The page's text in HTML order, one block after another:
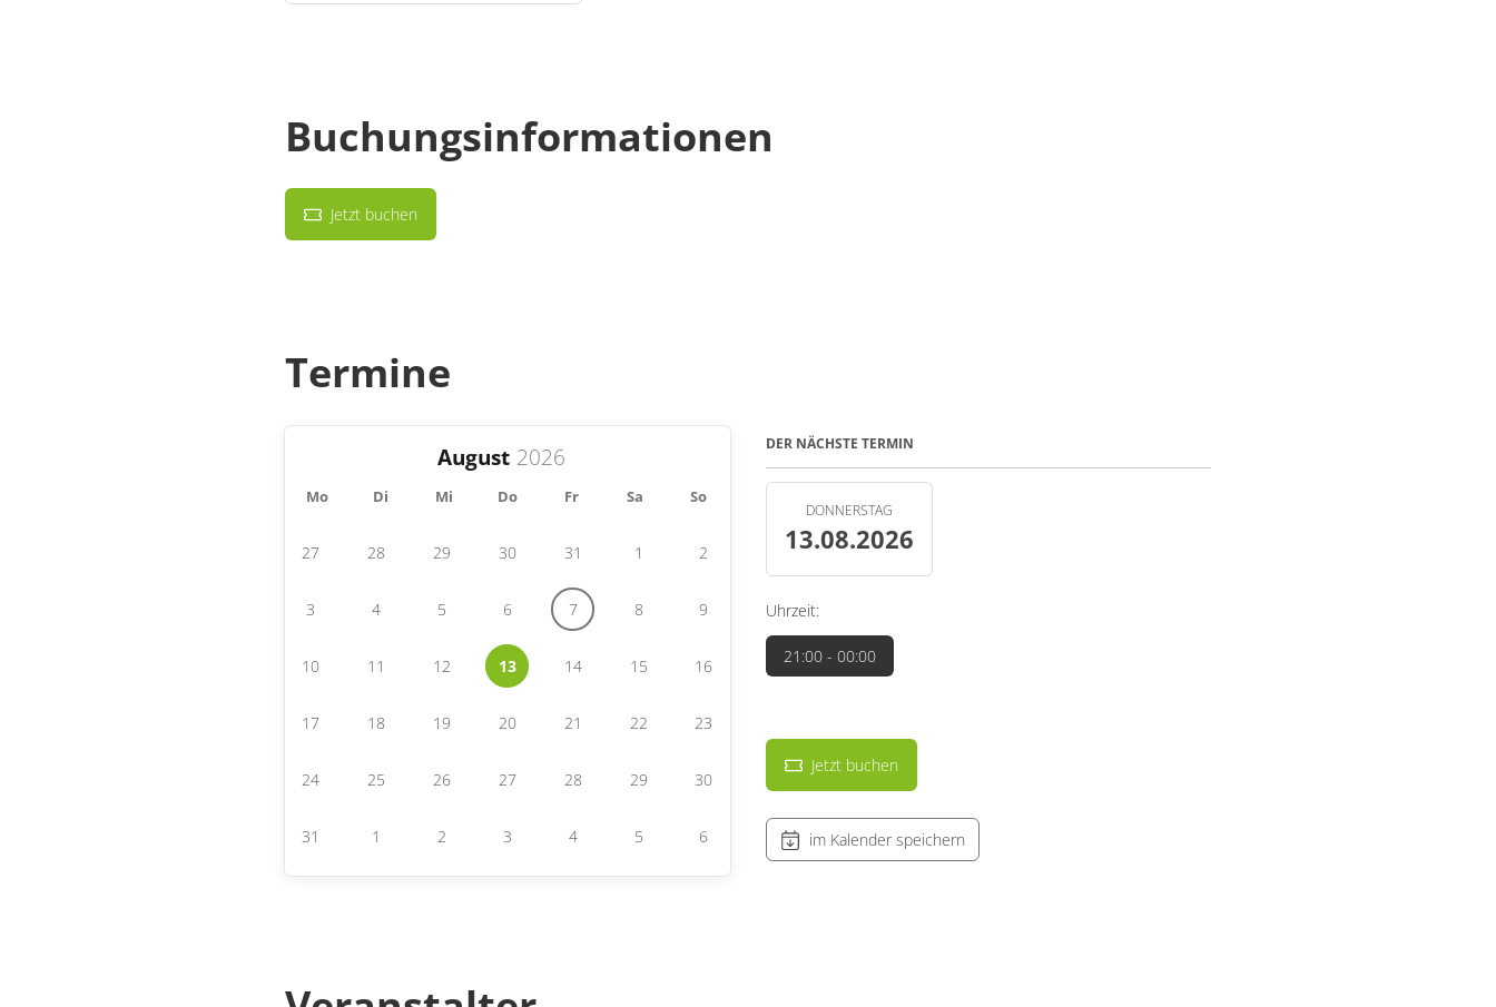
Buchungsinformationen
Jetzt buchen
Termine
August
Mo Di Mi Do Fr Sa So
27 28 29 30 31 1 2
3 4 5 6 7 8 9
10 11 12 13 14 15 16
17 18 19 20 21 22 23
24 25 26 27 28 29 30
31 1 2 3 4 5 6
DER NÄCHSTE TERMIN
DONNERSTAG
13.08.2026
Uhrzeit:
21:00 - 00:00
Jetzt buchen
im Kalender speichern